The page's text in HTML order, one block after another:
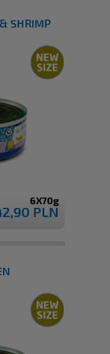
SHRIMP
6X70g
PLN